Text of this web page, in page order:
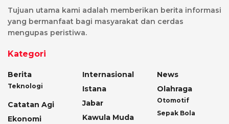
Tujuan utama kami adalah memberikan berita informasi
yang bermanfaat bagi masyarakat dan cerdas
mengupas peristiwa.
Kategori
Berita
Teknologi
Catatan Agi
Ekonomi
Internasional
Istana
Jabar
Kawula Muda
News
Olahraga
Otomotif
Sepak Bola